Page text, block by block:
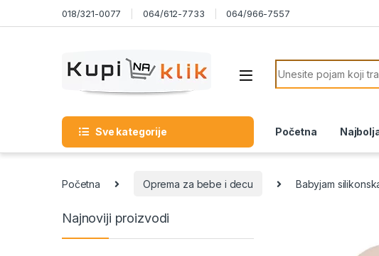
Skip to navigation018/321-0077 064/612-7733 064/966-7557
Search for:
Sve kategorije Početna
Početna Oprema za bebe i decu Babyjam
Najnoviji proizvodi